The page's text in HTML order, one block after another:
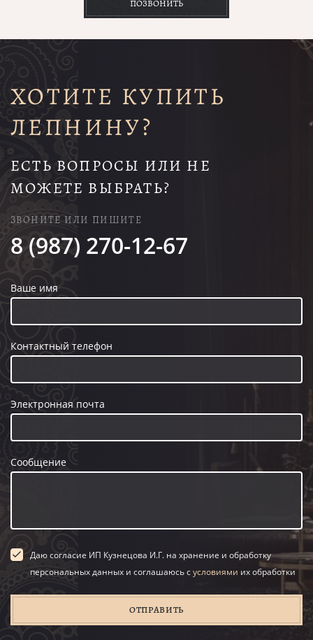
ПОЗВОНИТЬ
ХОТИТЕ КУПИТЬ
ЛЕПНИНУ?
ЕСТЬ ВОПРОСЫ ИЛИ НЕ
МОЖЕТЕ ВЫБРАТЬ?
ЗВОНИТЕ ИЛИ ПИШИТЕ
8 (987) 270-12-67
Ваше имя
Контактный телефон
Электронная почта
Сообщение
Даю согласие ИП Кузнецова И.Г. на хранение и обработку
персональных данных и соглашаюсь сусловиями их обработки
ОТПРАВИТЬ